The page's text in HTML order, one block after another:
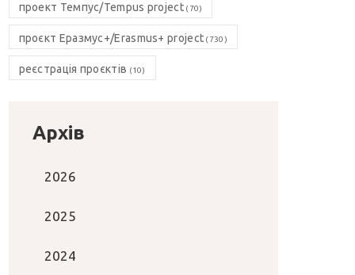
проект Темпус/Tempus project(70)
проєкт Еразмус+/Erasmus+ project (730)
реєстрація проєктів (10)
Архів
2026
2025
2024